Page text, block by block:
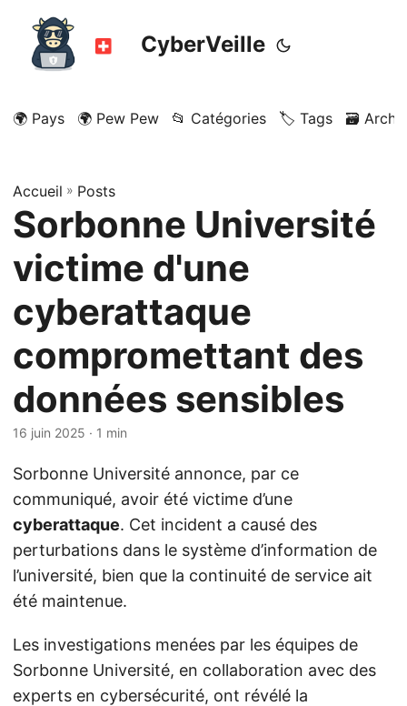
CyberVeille
🌍 Pays 🌍 Pew Pew 📂 Catégories 🏷️ Tags 🗃️
Accueil » Posts
Sorbonne Université
victime d'une
cyberattaque
compromettant des
données sensibles
16 juin 2025 · 1 min
Sorbonne Université annonce, par ce
communiqué, avoir été victime d’une
cyberattaque. Cet incident a causé des
perturbations dans le système d’information de
l’université, bien que la continuité de service ait
été maintenue.
Les investigations menées par les équipes de
Sorbonne Université, en collaboration avec des
experts en cybersécurité, ont révélé la